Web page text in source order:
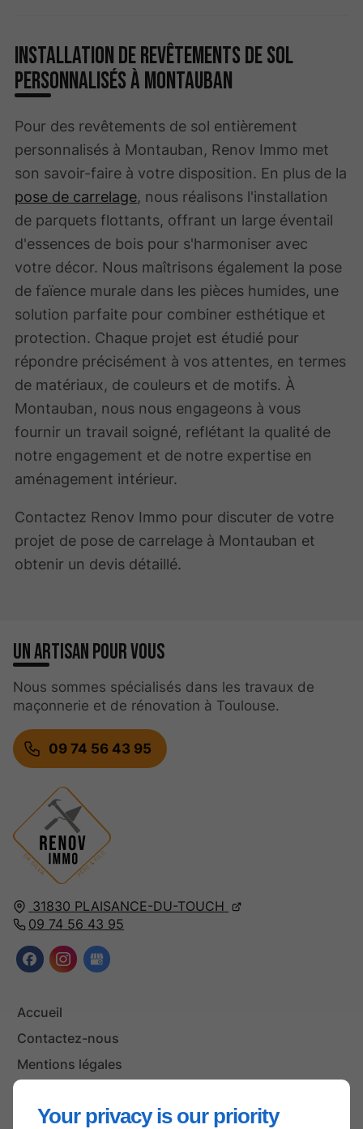
Your privacy is our priority
Installation de revêtements de sol
personnalisés à Montauban
Pour des revêtements de sol entièrement
personnalisés à Montauban, Renov Immo met
son savoir-faire à votre disposition. En plus de la
pose de carrelage, nous réalisons l'installation
de parquets flottants, offrant un large éventail
d'essences de bois pour s'harmoniser avec
votre décor. Nous maîtrisons également la pose
de faïence murale dans les pièces humides, une
solution parfaite pour combiner esthétique et
protection. Chaque projet est étudié pour
répondre précisément à vos attentes, en termes
de matériaux, de couleurs et de motifs. À
Montauban, nous nous engageons à vous
fournir un travail soigné, reflétant la qualité de
notre engagement et de notre expertise en
aménagement intérieur.
Contactez Renov Immo pour discuter de votre
projet de pose de carrelage à Montauban et
obtenir un devis détaillé.
31830 PLAISANCE-DU-TOUCH
09 74 56 43 95
Accueil
Contactez-nous
Mentions légales
Un artisan pour vous
Nous sommes spécialisés dans les travaux de
maçonnerie et de rénovation à Toulouse.
09 74 56 43 95